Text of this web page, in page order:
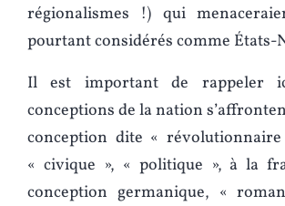
régionalismes !) qui
pourtant considérés comme États-
Il est important de rappeler
conceptions de la nation
conception dite «
« civique », « politique », à la
conception germanique, «